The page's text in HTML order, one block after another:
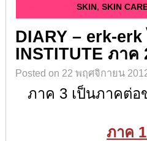
SKIN, SKIN
DIARY – erk-
INSTITUTE ภาค
Posted on 22 พฤศจิกายน
ภาค 3 เป็นภาคต่อ
ภาค